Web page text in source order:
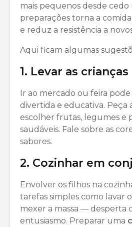
mais pequenos desde cedo
preparações torna a
e reduz a resistência a
Aqui ficam algumas
1. Levar as
Ir ao mercado ou feira
divertida e educativa. Peça
escolher frutas, legumes e
saudáveis. Fale sobre as
sabores.
2. Cozinhar em
Envolver os filhos na
tarefas simples como lavar
mexer a massa — desperta
entusiasmo. Preparar uma